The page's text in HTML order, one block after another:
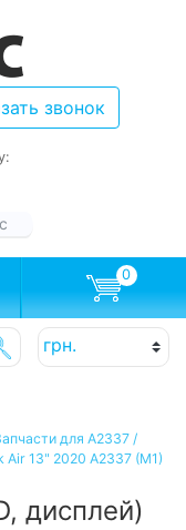
звонок
0
для A2337 /
Air 13" 2020 A2337 (M1)
дисплей)